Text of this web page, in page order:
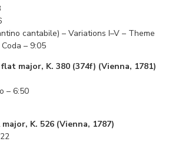
cantabile) – Variations I–V – Theme
– 9:05
major, K. 380 (374f) (Vienna, 1781)
– 6:50
K. 526 (Vienna, 1787)